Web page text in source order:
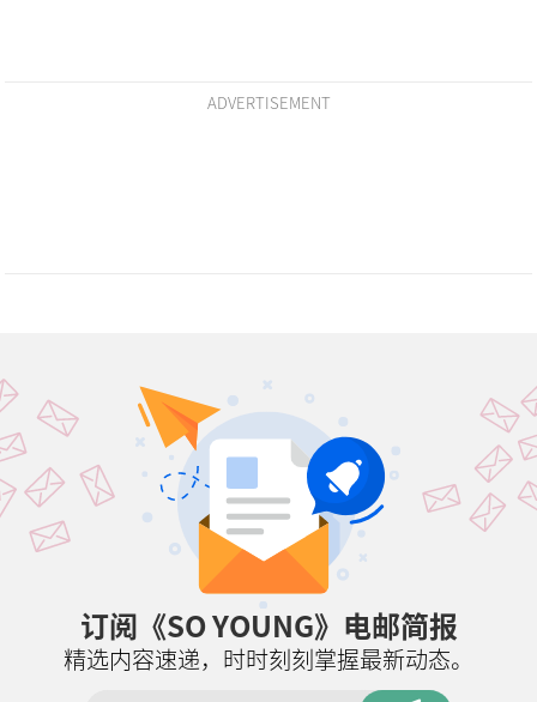
ADVERTISEMENT
订阅《SO YOUNG》电邮简报
精选内容速递，时时刻刻掌握最新动态。